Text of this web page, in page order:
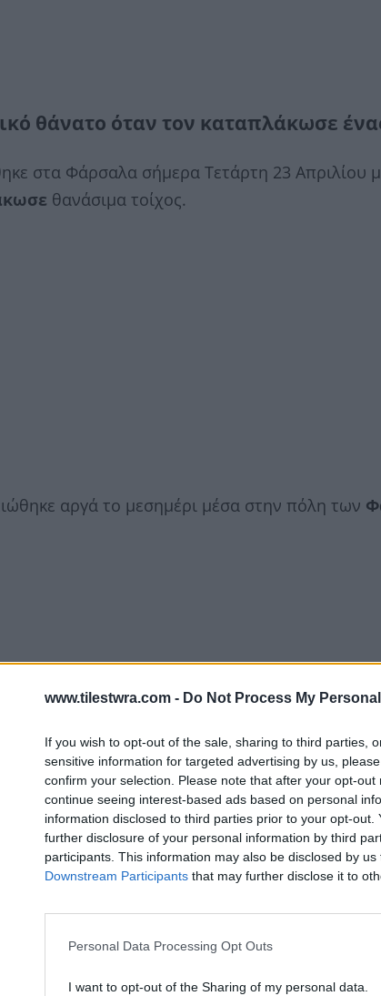
www.tilestwra.com - Do Not Process My
If you wish to opt-out of the sale, sharing to third parties,
sensitive information for targeted advertising by us,
confirm your selection. Please note that after your opt-
continue seeing interest-based ads based on personal
information disclosed to third parties prior to your opt-
further disclosure of your personal information by third
participants. This information may also be disclosed by
Downstream Participants that may further disclose it to
Personal Data Processing Opt Outs
I want to opt-out of the Sharing of my personal data.
θάνατο όταν τον καταπλάκωσε
στα Φάρσαλα σήμερα Τετάρτη 23 Απριλίου
θανάσιμα τοίχος.
αργά το μεσημέρι μέσα στην πόλη των